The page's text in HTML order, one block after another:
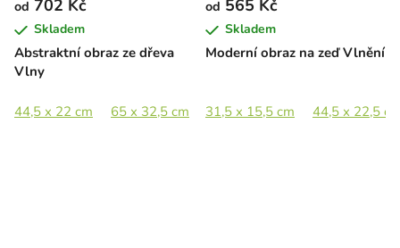
Abstraktní obraz ze dřeva
Vlny
od 702 Kč
Skladem
44,5 x 22 cm 65 x 32,5 cm 89 x 44,5 cm
Moderní obraz na zeď Vlnění
od 565 Kč
Skladem
31,5 x 15,5 cm 44,5 x 22,5